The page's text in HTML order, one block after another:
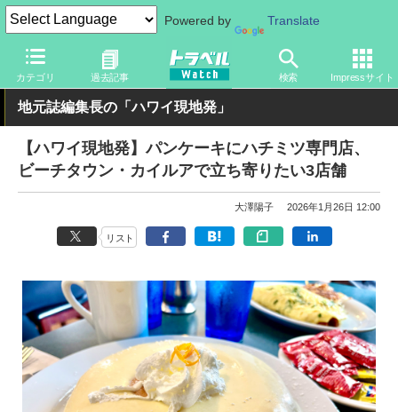
Powered by Translate
カテゴリ 過去記事 検索 Impressサイト
トラベル Watch 地域 海外旅行 ハワイ
地元誌編集長の「ハワイ現地発」
【ハワイ現地発】パンケーキにハチミツ専門店、
ビーチタウン・カイルアで立ち寄りたい3店舗
大澤陽子 2026年1月26日 12:00
リスト